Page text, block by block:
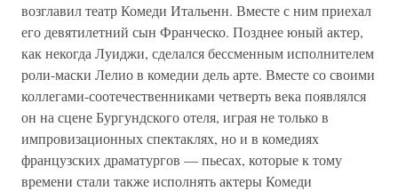
возглавил театр Комеди Итальенн. Вместе с ним приехал
его девятилетний сын Франческо. Позднее юный актер,
как некогда Луиджи, сделался бессменным исполнителем
роли-маски Лелио в комедии дель арте. Вместе со своими
коллегами-соотечественниками четверть века появлялся
он на сцене Бургундского отеля, играя не только в
импровизационных спектаклях, но и в комедиях
французских драматургов — пьесах, которые к тому
времени стали также исполнять актеры Комеди